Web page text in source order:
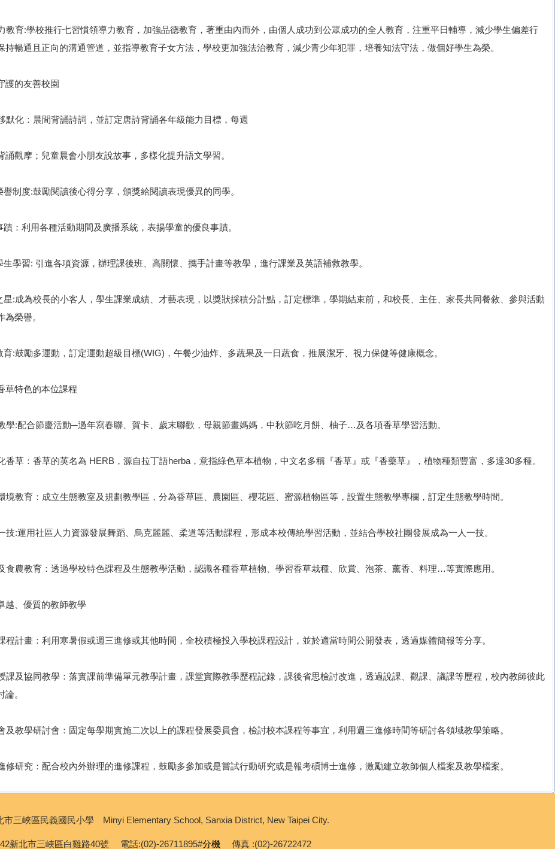
教育:學校推行七習慣領導力教育，加強品德教育，著重由內而外，由個人成功到公眾成功的全人教育，注重平日輔導，減少學生偏差行
持暢通且正向的溝通管道，並指導教育子女方法，學校更加強法治教育，減少青少年犯罪，培養知法守法，做個好學生為榮。
護的友善校園
默化：晨間背誦詩詞，並訂定唐詩背誦各年級能力目標，每週
誦觀摩；兒童晨會小朋友說故事，多樣化提升語文學習。
譽制度:鼓勵閱讀後心得分享，頒獎給閱讀表現優異的同學。
蹟：利用各種活動期間及廣播系統，表揚學童的優良事蹟。
生學習: 引進各項資源，辦理課後班、高關懷、攜手計畫等教學，進行課業及英語補救教學。
星:成為校長的小客人，學生課業成績、才藝表現，以獎狀採積分計點，訂定標準，學期結束前，和校長、主任、家長共同餐敘、參與活動
榮譽。
育:鼓勵多運動，訂定運動超級目標(WIG)，午餐少油炸、多蔬果及一日蔬食，推展潔牙、視力保健等健康概念。
草特色的本位課程
學:配合節慶活動─過年寫春聯、賀卡、歲末聯歡，母親節畫媽媽，中秋節吃月餅、柚子…及各項香草學習活動。
香草：香草的英名為 HERB，源自拉丁語herba，意指綠色草本植物，中文名多稱『香草』或『香藥草』，植物種類豐富，多達30多種。
境教育：成立生態教室及規劃教學區，分為香草區、農園區、櫻花區、蜜源植物區等，設置生態教學專欄，訂定生態教學時間。
技:運用社區人力資源發展舞蹈、烏克麗麗、柔道等活動課程，形成本校傳統學習活動，並結合學校社團發展成為一人一技。
食農教育：透過學校特色課程及生態教學活動，認識各種香草植物、學習香草栽種、欣賞、泡茶、薰香、料理…等實際應用。
越、優質的教師教學
程計畫：利用寒暑假或週三進修或其他時間，全校積極投入學校課程設計，並於適當時間公開發表，透過媒體簡報等分享。
課及協同教學：落實課前準備單元教學計畫，課堂實際教學歷程記錄，課後省思檢討改進，透過說課、觀課、議課等歷程，校內教師彼此
。
及教學研討會：固定每學期實施二次以上的課程發展委員會，檢討校本課程等事宜，利用週三進修時間等研討各領域教學策略。
修研究：配合校內外辦理的進修課程，鼓勵多參加或是嘗試行動研究或是報考碩博士進修，激勵建立教師個人檔案及教學檔案。
市三峽區民義國民小學 Minyi Elementary School, Sanxia District, New Taipei City.
新北市三峽區白雞路40號 電話:(02)-26711895#分機傳真 :(02)-26722472